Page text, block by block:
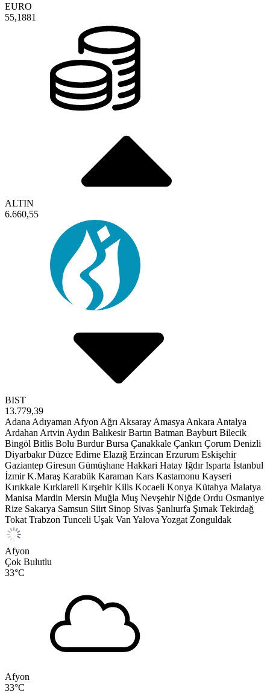
EURO
55,1881
ALTIN
6.660,55
BIST
13.779,39
Adana Adıyaman Afyon Ağrı Aksaray Amasya Ankara Antalya
Ardahan Artvin Aydın Balıkesir Bartın Batman Bayburt Bilecik
Bingöl Bitlis Bolu Burdur Bursa Çanakkale Çankırı Çorum Denizli
Diyarbakır Düzce Edirne Elazığ Erzincan Erzurum Eskişehir
Gaziantep Giresun Gümüşhane Hakkari Hatay Iğdır Isparta İstanbul
İzmir K.Maraş Karabük Karaman Kars Kastamonu Kayseri
Kırıkkale Kırklareli Kırşehir Kilis Kocaeli Konya Kütahya Malatya
Manisa Mardin Mersin Muğla Muş Nevşehir Niğde Ordu Osmaniye
Rize Sakarya Samsun Siirt Sinop Sivas Şanlıurfa Şırnak Tekirdağ
Tokat Trabzon Tunceli Uşak Van Yalova Yozgat Zonguldak
Afyon
Çok Bulutlu
33°C
Afyon
33°C